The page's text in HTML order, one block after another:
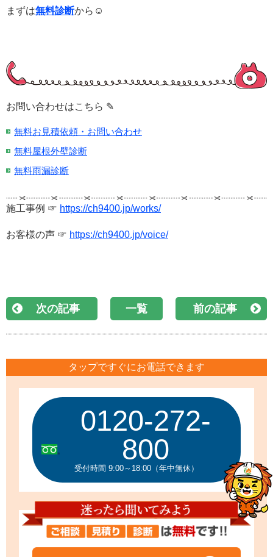
まずは無料診断から☺
お問い合わせはこちら ✎
無料お見積依頼・お問い合わせ
無料屋根外壁診断
無料雨漏診断
施工事例 ☞ https://ch9400.jp/works/
お客様の声 ☞ https://ch9400.jp/voice/
次の記事 一覧 前の記事
タップですぐにお電話できます
0120-272-
800
受付時間 9:00～18:00（年中無休）